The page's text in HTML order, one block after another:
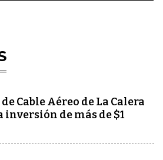
Cable Aéreo de La Calera
de más de $1